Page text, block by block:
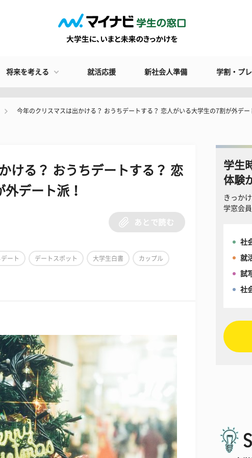
将来を考える 就活応援 新社会人準備 学割・プ
今年のクリスマスは出かける？ おうちデートする？ 恋人がいる大学生の7割が外デー
ける？ おうちデートする？ 恋
デート派！
あとで読む
ート デートスポット 大学生白書 カップル
学生
体験
きっか
学窓会
社
就
試
社